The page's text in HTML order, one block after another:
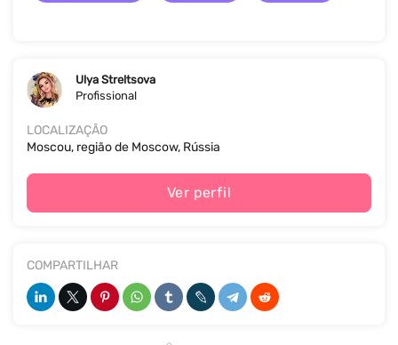
Ulya Streltsova
Profissional
LOCALIZAÇÃO
Moscou, região de Moscow, Rússia
Ver perfil
COMPARTILHAR